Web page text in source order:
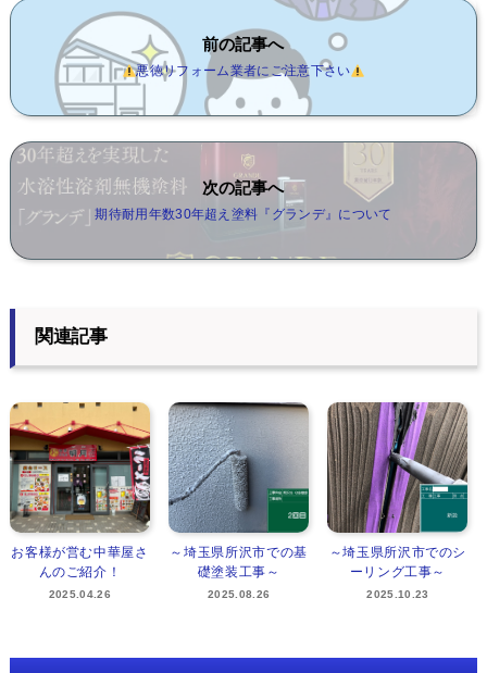
前の記事へ
悪徳リフォーム業者にご注意下さい
次の記事へ
期待耐用年数30年超え塗料『グランデ』について
関連記事
お客様が営む中華屋さ
んのご紹介！
2025.04.26
～埼玉県所沢市での基
礎塗装工事～
2025.08.26
～埼玉県所沢市でのシ
ーリング工事～
2025.10.23